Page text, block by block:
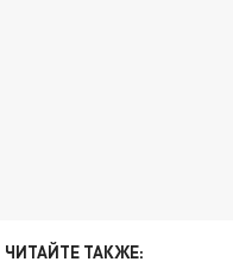
ЧИТАЙТЕ ТАКЖЕ: